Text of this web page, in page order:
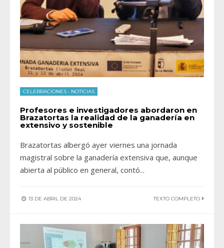
CELEBRACIONES • NOTICIAS
Profesores e investigadores abordaron en
Brazatortas la realidad de la ganadería en
extensivo y sostenible
Brazatortas albergó ayer viernes una jornada
magistral sobre la ganadería extensiva que, aunque
abierta al público en general, contó...
13 DE ABRIL DE 2024 TEXTO COMPLETO